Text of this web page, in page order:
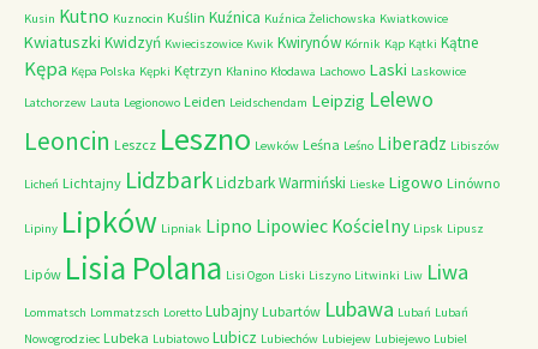
Kusin Kutno Kuznocin Kuślin Kuźnica Kuźnica Żelichowska Kwiatkowice
Kwiatuszki Kwidzyń Kwieciszowice Kwik Kwirynów Kórnik Kąp Kątki Kątne
Kępa Kępa Polska Kępki Kętrzyn Kłanino Kłodawa Lachowo Laski Laskowice
Latchorzew Lauta Legionowo Leiden Leidschendam Leipzig Lelewo
Leoncin Leszcz Leszno Lewków Leśna Leśno Liberadz Libiszów
Licheń Lichtajny LidzbarkLidzbark Warmiński Lieske Ligowo Linówno
Lipiny Lipków Lipniak Lipno Lipowiec Kościelny Lipsk Lipusz
Lipów Lisia Polana Lisi Ogon Liski Liszyno Litwinki Liw Liwa
Lommatsch Lommatzsch Loretto Lubajny Lubartów Lubawa Lubań Lubań
Nowogrodziec Lubeka Lubiatowo Lubicz Lubiechów Lubiejew Lubiejewo Lubiel